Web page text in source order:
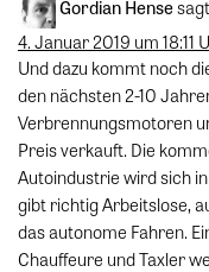
Gordian Hense
4. Januar 2019 um 18:11
Und dazu kommt noch
den nächsten 2-10
Verbrennungsmotoren
Preis verkauft. Die
Autoindustrie wird sich
gibt richtig Arbeitslose,
das autonome Fahren.
Chauffeure und Taxler